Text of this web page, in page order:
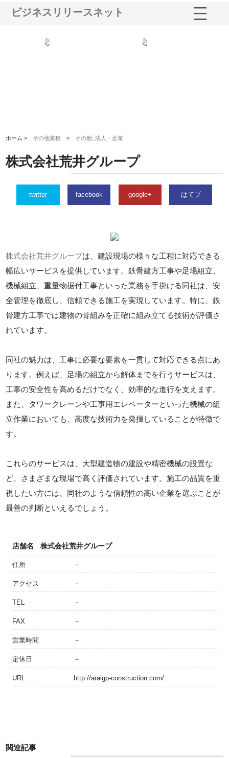
ビジネスリリースネット
ホーム > その他業種 > その他_法人・企業
株式会社荒井グループ
twitter facebook google+ はてブ
株式会社荒井グループは、建設現場の様々な工程に対応できる
幅広いサービスを提供しています。鉄骨建方工事や足場組立、
機械組立、重量物据付工事といった業務を手掛ける同社は、安
全管理を徹底し、信頼できる施工を実現しています。特に、鉄
骨建方工事では建物の骨組みを正確に組み立てる技術が評価さ
れています。
同社の魅力は、工事に必要な要素を一貫して対応できる点にあ
ります。例えば、足場の組立から解体までを行うサービスは、
工事の安全性を高めるだけでなく、効率的な進行を支えます。
また、タワークレーンや工事用エレベーターといった機械の組
立作業においても、高度な技術力を発揮していることが特徴で
す。
これらのサービスは、大型建造物の建設や精密機械の設置な
ど、さまざまな現場で高く評価されています。施工の品質を重
視したい方には、同社のような信頼性の高い企業を選ぶことが
最善の判断といえるでしょう。
店舗名 株式会社荒井グループ
住所 －
アクセス －
TEL －
FAX －
営業時間 －
定休日 －
URL http://araigp-construction.com/
関連記事